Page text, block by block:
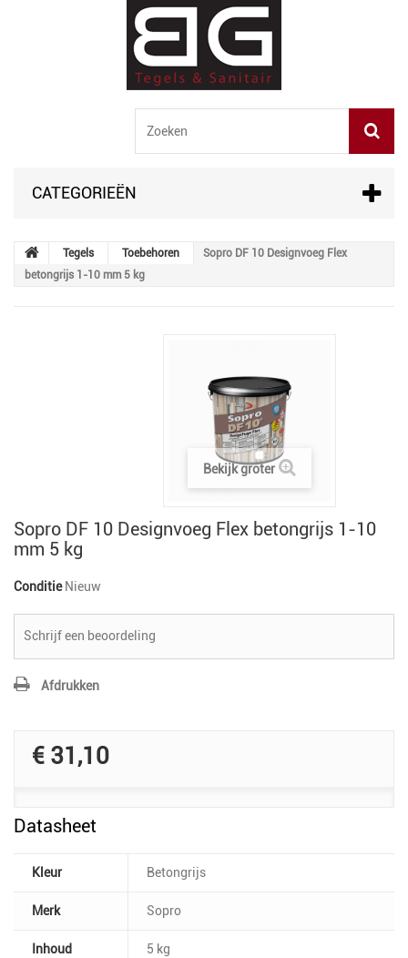
CATEGORIEËN
Tegels Toebehoren
Sopro DF 10 Designvoeg Flex
betongrijs 1-10 mm 5 kg
Bekijk groter
Sopro DF 10 Designvoeg Flex betongrijs 1-10
mm 5 kg
Conditie Nieuw
Schrijf een beoordeling
Afdrukken
€ 31,10
Datasheet
Kleur Betongrijs
Merk Sopro
Inhoud 5 kg